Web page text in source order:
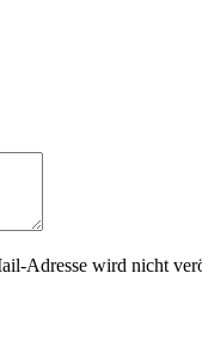
Adresse wird nicht